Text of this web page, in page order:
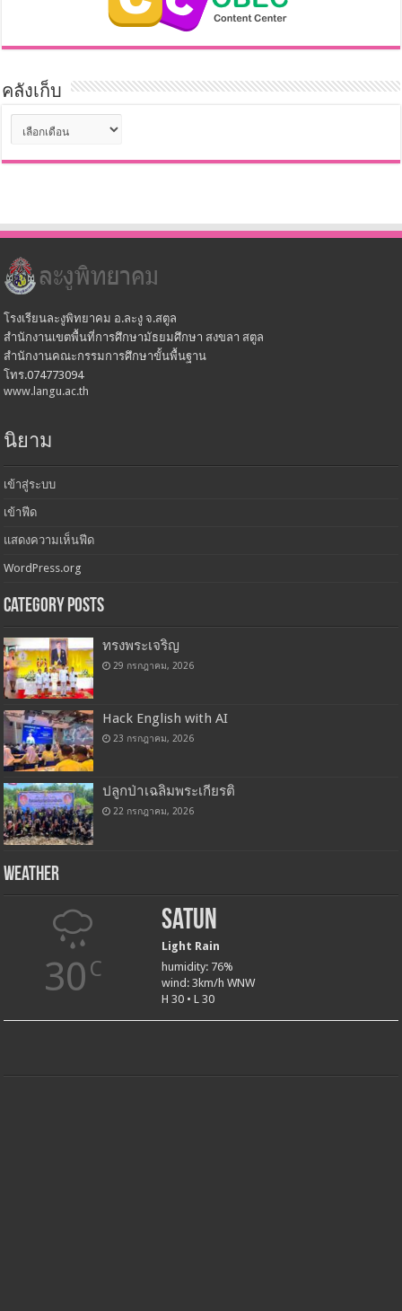
คลังเก็บ
คลัง
เก็บ
โรงเรียนละงูพิทยาคม อ.ละงู จ.สตูล
สำนักงานเขตพื้นที่การศึกษามัธยมศึกษา สงขลา สตูล
สำนักงานคณะกรรมการศึกษาขั้นพื้นฐาน
โทร.074773094
www.langu.ac.th
นิยาม
เข้าสู่ระบบ
เข้าฟีด
แสดงความเห็นฟีด
WordPress.org
Category Posts
ทรงพระเจริญ
29 กรกฎาคม, 2026
Hack English with AI
23 กรกฎาคม, 2026
ปลูกป่าเฉลิมพระเกียรติ
22 กรกฎาคม, 2026
Weather
30 C
Satun
Light Rain
humidity: 76%
wind: 3km/h WNW
H 30 • L 30